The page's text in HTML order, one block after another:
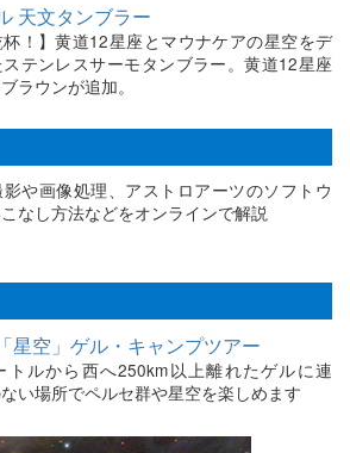
天文タンブラー
杯！】黄道12星座とマウナケアの星空をデ
テンレスサーモタンブラー。黄道12星座
ラウンが追加。
や画像処理、アストロアーツのソフトウ
なし方法などをオンラインで解説
星空」ゲル・キャンプツアー
トルから西へ250km以上離れたゲルに連
い場所でペルセ群や星空を楽しめます